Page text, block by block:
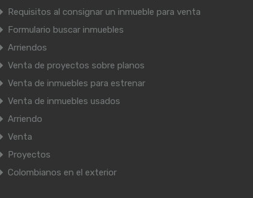
Requisitos al consignar un inmueble para venta
Formulario buscar inmuebles
Arriendos
Venta de proyectos sobre planos
Venta de inmuebles para estrenar
Venta de inmuebles usados
Arriendo
Venta
Proyectos
Colombianos en el exterior